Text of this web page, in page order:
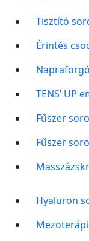
Tisztító
Érintés
TENS’ UP
Fűszer
Fűszer
Hyaluron